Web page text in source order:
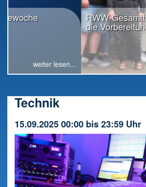
RWW-Gesamttreffen: Radio
die Vorbereitung gestartet
Technik
15.09.2025 00:00 bis 23:59 Uhr